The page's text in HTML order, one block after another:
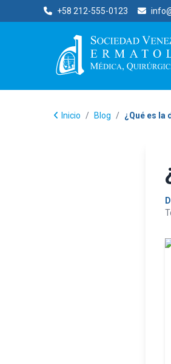
+58 212-555-0123
Inicio / Blog / ¿Qué es la